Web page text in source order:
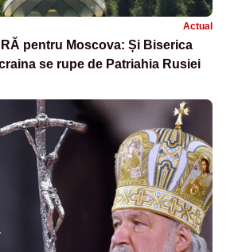
Actual
pentru Moscova: Și Biserica
se rupe de Patriahia Rusiei